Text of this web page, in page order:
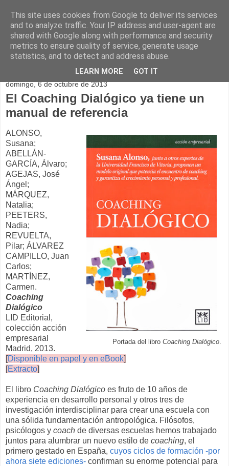
domingo, 6 de octubre de 2013
El Coaching Dialógico ya tiene un
manual de referencia
Portada del libro Coaching Dialógico
ALONSO,
Susana;
ABELLÁN-
GARCÍA, Álvaro;
AGEJAS, José
Ángel;
MÁRQUEZ,
Natalia;
PEETERS,
Nadia;
REVUELTA,
Pilar; ÁLVAREZ
CAMPILLO, Juan
Carlos;
MARTÍNEZ,
Carmen.
Coaching
Dialógico
LID Editorial,
colección acción
empresarial
Madrid, 2013.
[Disponible en papel y en eBook]
[Extracto]
El libro Coaching Dialógico es fruto de 10 años de
experiencia en desarrollo personal y otros tres de
investigación interdisciplinar para crear una escuela con
una sólida fundamentación antropológica. Filósofos,
psicólogos y coach de diversas escuelas hemos trabajado
juntos para alumbrar un nuevo estilo de coaching, el
primero gestado en España, cuyos ciclos de formación -por
ahora siete ediciones- confirman su enorme potencial para
This site uses cookies from Google to deliver its services
and to analyze traffic. Your IP address and user-agent are
shared with Google along with performance and security
metrics to ensure quality of service, generate usage
statistics, and to detect and address abuse.
LEARN MORE GOT IT